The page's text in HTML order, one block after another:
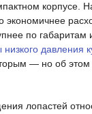
корпусе.
по габаритам
давления
— но об этом
лопастей